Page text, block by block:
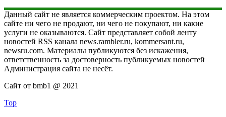
Данный сайт не является коммерческим проектом. На этом
сайте ни чего не продают, ни чего не покупают, ни какие
услуги не оказываются. Сайт представляет собой ленту
новостей RSS канала news.rambler.ru, kommersant.ru,
newsru.com. Материалы публикуются без искажения,
ответственность за достоверность публикуемых новостей
Администрация сайта не несёт.
Сайт от bmb1 @ 2021
Top